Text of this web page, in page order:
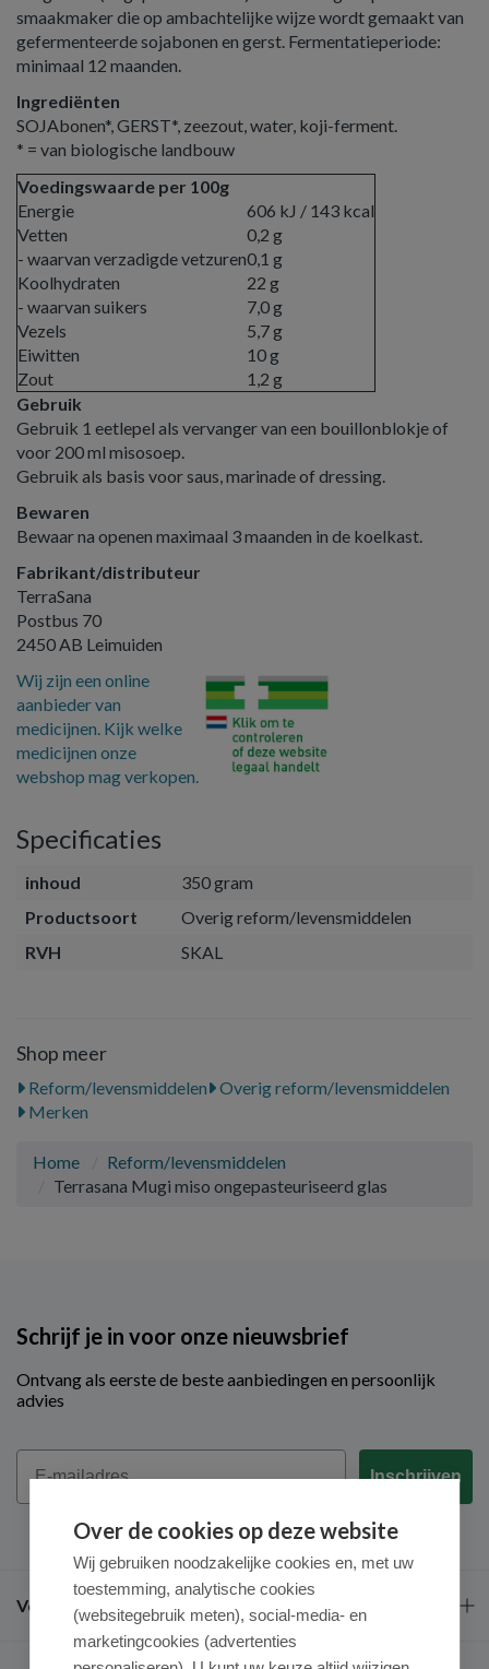
smaakmaker die op ambachtelijke wijze wordt gemaakt van
gefermenteerde sojabonen en gerst. Fermentatieperiode:
minimaal 12 maanden.
Ingrediënten
SOJAbonen*, GERST*, zeezout, water, koji-ferment.
* = van biologische landbouw
Voedingswaarde per 100g
Energie
606 kJ / 143 kcal
Vetten
- waarvan verzadigde vetzuren
0,2 g
0,1 g
Koolhydraten
- waarvan suikers
22 g
7,0 g
Vezels
5,7 g
Eiwitten
10 g
Zout
1,2 g
Gebruik
Gebruik 1 eetlepel als vervanger van een bouillonblokje of
voor 200 ml misosoep.
Gebruik als basis voor saus, marinade of dressing.
Bewaren
Bewaar na openen maximaal 3 maanden in de koelkast.
Fabrikant/distributeur
TerraSana
Postbus 70
2450 AB Leimuiden
Wij zijn een online
aanbieder van
medicijnen. Kijk welke
medicijnen onze
webshop mag verkopen.
Specificaties
inhoud
350 gram
Productsoort
Overig reform/levensmiddelen
RVH
SKAL
Shop meer
Reform/levensmiddelen
Overig reform/levensmiddelen
Merken
Home
Reform/levensmiddelen
Terrasana Mugi miso ongepasteuriseerd glas
Schrijf je in voor onze nieuwsbrief
Ontvang als eerste de beste aanbiedingen en persoonlijk
advies
Email
Inschrijven
Veel gestelde vragen
Over de cookies op deze website
Wij gebruiken noodzakelijke cookies en, met uw
toestemming, analytische cookies
(websitegebruik meten), social-media- en
marketingcookies (advertenties